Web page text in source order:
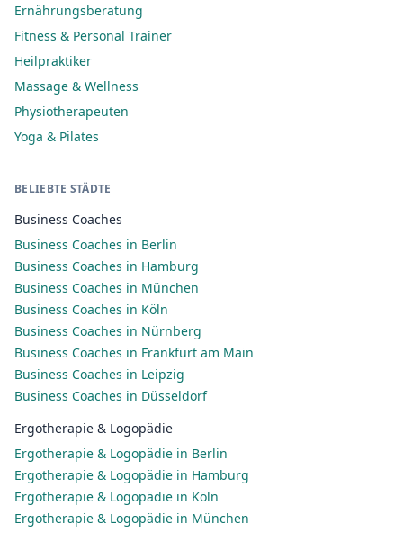
Ernährungsberatung
Fitness & Personal Trainer
Heilpraktiker
Massage & Wellness
Physiotherapeuten
Yoga & Pilates
BELIEBTE STÄDTE
Business Coaches
Business Coaches in Berlin
Business Coaches in Hamburg
Business Coaches in München
Business Coaches in Köln
Business Coaches in Nürnberg
Business Coaches in Frankfurt am Main
Business Coaches in Leipzig
Business Coaches in Düsseldorf
Ergotherapie & Logopädie
Ergotherapie & Logopädie in Berlin
Ergotherapie & Logopädie in Hamburg
Ergotherapie & Logopädie in Köln
Ergotherapie & Logopädie in München